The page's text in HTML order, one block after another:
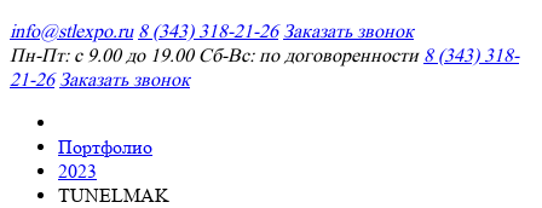
info@stlexpo.ru 8 (343) 318-21-26 Заказать звонок
Пн-Пт: с 9.00 до 19.00 Сб-Вс: по договоренности 8 (343) 318-
21-26 Заказать звонок
Портфолио
2023
TUNELMAK